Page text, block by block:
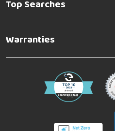
Top Searches
Warranties